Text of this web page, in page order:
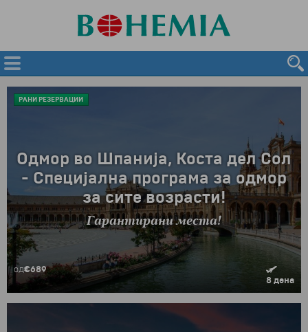
Одмор во Шпанија, Коста дел Сол
- Специјална програма за одмор
за сите возрасти!
Гарантирани места!
од€689
8 дена
РАНИ РЕЗЕРВАЦИИ